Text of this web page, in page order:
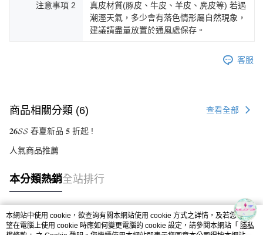
注意事項 2
真皮材質(豚皮、牛皮、羊皮、麂皮等) 若遇
潮溼天氣，多少會有落色情形屬自然現象，
建議請盡量放置於通風處保存。
客服
商品相關分類 (6) 查看全部
𝟐𝟔𝓢𝓢 春夏新品 𝟓 折起 !
人氣商品推薦
本分類熱銷全站排行
熱門標籤
本網站中使用 cookie，欲查詢有關本網站使用 cookie 方式之詳情，及若您不希
望在電腦上使用 cookie 時應如何變更電腦的 cookie 設定，請參閱本網站「 隱私